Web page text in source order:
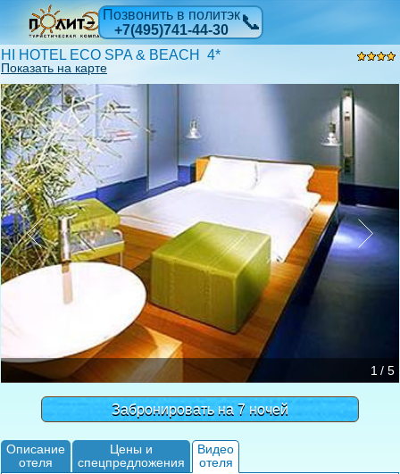
Позвонить в политэк
+7(495)741-44-30
📞
HI HOTEL ECO SPA & BEACH 4*
Показать на карте
1 / 5
Забронировать на 7 ночей
Описание
отеля
Цены и
спецпредложения
Видео
отеля